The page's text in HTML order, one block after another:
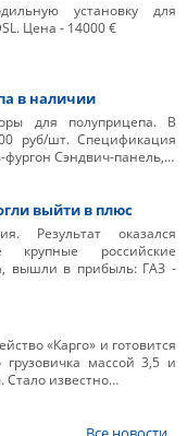
установку для
Цена - 14000 €
в наличии
для полуприцепа. В
руб/шт. Спецификация
фургон Сэндвич-панель,…
выйти в плюс
Результат оказался
российские
вышли в прибыль: ГАЗ -
«Карго» и готовится
грузовичка массой 3,5 и
Стало известно…